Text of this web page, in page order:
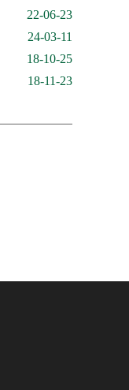
22-06-23
24-03-11
18-10-25
18-11-23